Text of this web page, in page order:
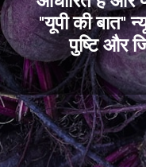
"यूपी की बात"
पुष्टि और